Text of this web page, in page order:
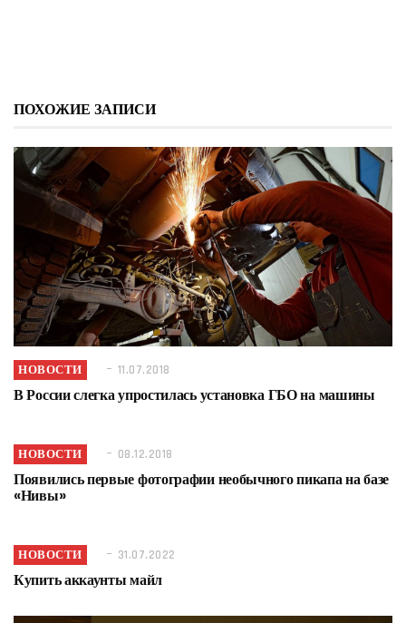
ПОХОЖИЕ ЗАПИСИ
НОВОСТИ 11.07.2018
В России слегка упростилась установка ГБО на машины
НОВОСТИ 08.12.2018
Появились первые фотографии необычного пикапа на базе
«Нивы»
НОВОСТИ 31.07.2022
Купить аккаунты майл